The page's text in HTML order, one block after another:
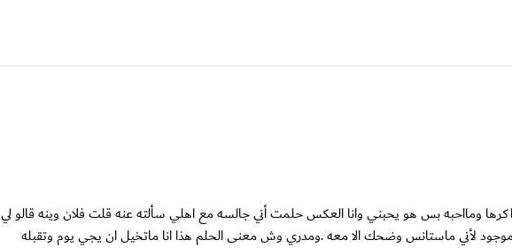
ومااحبه بس هو يحبني وانا العكس حلمت أني جالسه مع اهلي سألته عنه قلت فلان وينه قالو لي
لأني ماستانس وضحك الا معه .ومدري وش معنى الحلم هذا انا ماتخيل ان يجي يوم وتقبله